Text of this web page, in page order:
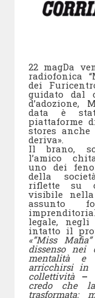
22 magDa
radiofonica
dei
guidato dal
d’adozione,
data è
piattaforme
stores
deriva».
Il brano,
l’amico
uno dei
della
riflette su
visibile
assunto
legale, negli
intatto il
«”Miss
dissenso nei
mentalità
arricchirsi in
collettività –
credo che
trasformata: